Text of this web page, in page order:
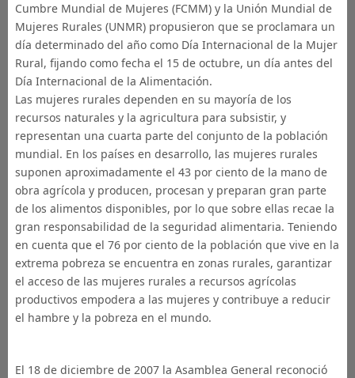
Cumbre Mundial de Mujeres (FCMM) y la Unión Mundial de
Mujeres Rurales (UNMR) propusieron que se proclamara un
día determinado del año como Día Internacional de la Mujer
Rural, fijando como fecha el 15 de octubre, un día antes del
Día Internacional de la Alimentación.
Las mujeres rurales dependen en su mayoría de los
recursos naturales y la agricultura para subsistir, y
representan una cuarta parte del conjunto de la población
mundial. En los países en desarrollo, las mujeres rurales
suponen aproximadamente el 43 por ciento de la mano de
obra agrícola y producen, procesan y preparan gran parte
de los alimentos disponibles, por lo que sobre ellas recae la
gran responsabilidad de la seguridad alimentaria. Teniendo
en cuenta que el 76 por ciento de la población que vive en la
extrema pobreza se encuentra en zonas rurales, garantizar
el acceso de las mujeres rurales a recursos agrícolas
productivos empodera a las mujeres y contribuye a reducir
el hambre y la pobreza en el mundo.
El 18 de diciembre de 2007 la Asamblea General reconoció